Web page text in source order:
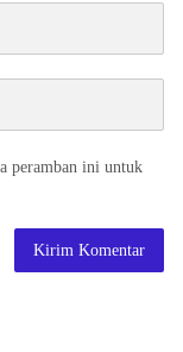
peramban ini untuk